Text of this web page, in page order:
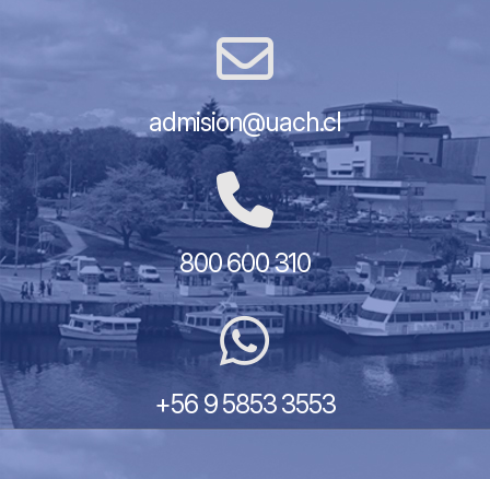
admision@uach.cl
800 600 310
+56 9 5853 3553